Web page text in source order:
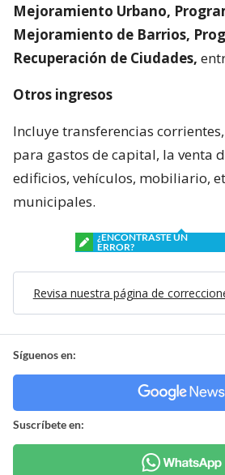
Mejoramiento Urbano,
Mejoramiento de Barrios,
Recuperación de Ciudades,
Otros ingresos
Incluye transferencias
para gastos de capital, la venta
edificios, vehículos, mobiliario,
municipales.
¿ENCONTRASTE UN
ERROR?
Revisa nuestra página de
Síguenos en:
Suscríbete en: